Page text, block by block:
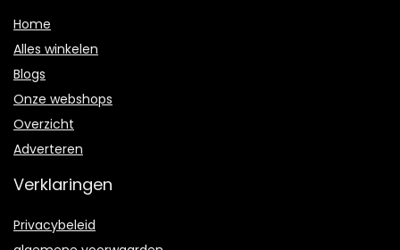
Home
Alles winkelen
Blogs
Onze webshops
Overzicht
Adverteren
Verklaringen
Privacybeleid